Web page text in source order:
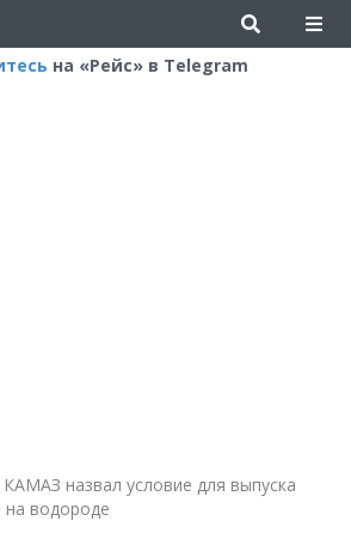
на «Рейс» в Telegram
КАМАЗ назвал условие для выпуска
на водороде